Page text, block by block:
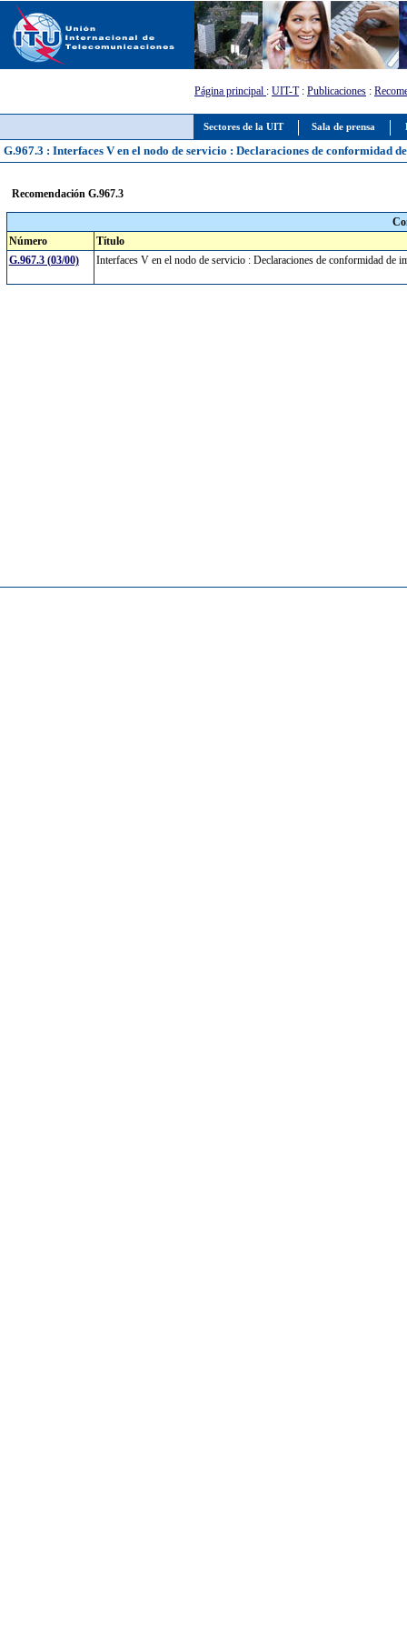
Sectores de la UIT Sala de prensa
Página principal : UIT-T: Publicaciones :
G.967.3 : Interfaces V en el nodo de servicio : Declaraciones de conformidad
Recomendación G.967.3
Número
Título
G.967.3 (03/00)
Interfaces V en el nodo de servicio : Declaraciones de conformidad